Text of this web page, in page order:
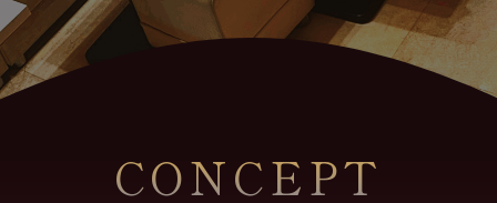
CONCEPT